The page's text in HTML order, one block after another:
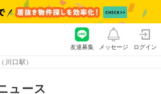
口駅）
友達募集 メッセージ ログイン
ュース